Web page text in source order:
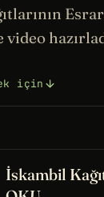
için
İskambil